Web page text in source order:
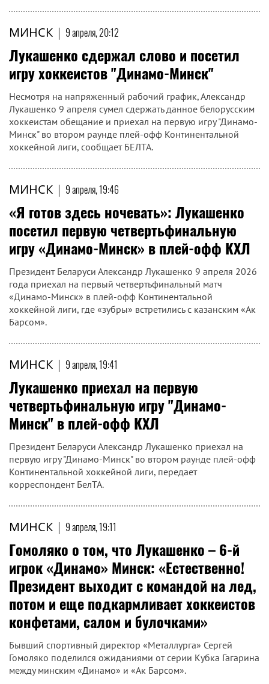
МИНСК | 9 апреля, 20:12
Лукашенко сдержал слово и посетил
игру хоккеистов "Динамо-Минск"
Несмотря на напряженный рабочий график, Александр
Лукашенко 9 апреля сумел сдержать данное белорусским
хоккеистам обещание и приехал на первую игру "Динамо-
Минск" во втором раунде плей-офф Континентальной
хоккейной лиги, сообщает БЕЛТА.
МИНСК | 9 апреля, 19:46
«Я готов здесь ночевать»: Лукашенко
посетил первую четвертьфинальную
игру «Динамо-Минск» в плей-офф КХЛ
Президент Беларуси Александр Лукашенко 9 апреля 2026
года приехал на первый четвертьфинальный матч
«Динамо-Минск» в плей-офф Континентальной
хоккейной лиги, где «зубры» встретились с казанским «Ак
Барсом».
МИНСК | 9 апреля, 19:41
Лукашенко приехал на первую
четвертьфинальную игру "Динамо-
Минск" в плей-офф КХЛ
Президент Беларуси Александр Лукашенко приехал на
первую игру "Динамо-Минск" во втором раунде плей-офф
Континентальной хоккейной лиги, передает
корреспондент БелТА.
МИНСК | 9 апреля, 19:11
Гомоляко о том, что Лукашенко – 6-й
игрок «Динамо» Минск: «Естественно!
Президент выходит с командой на лед,
потом и еще подкармливает хоккеистов
конфетами, салом и булочками»
Бывший спортивный директор «Металлурга» Сергей
Гомоляко поделился ожиданиями от серии Кубка Гагарина
между минским «Динамо» и «Ак Барсом».